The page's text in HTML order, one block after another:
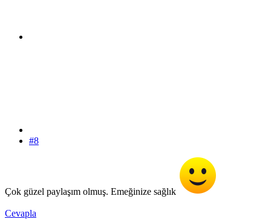
#8
Çok güzel paylaşım olmuş. Emeğinize sağlık
Cevapla